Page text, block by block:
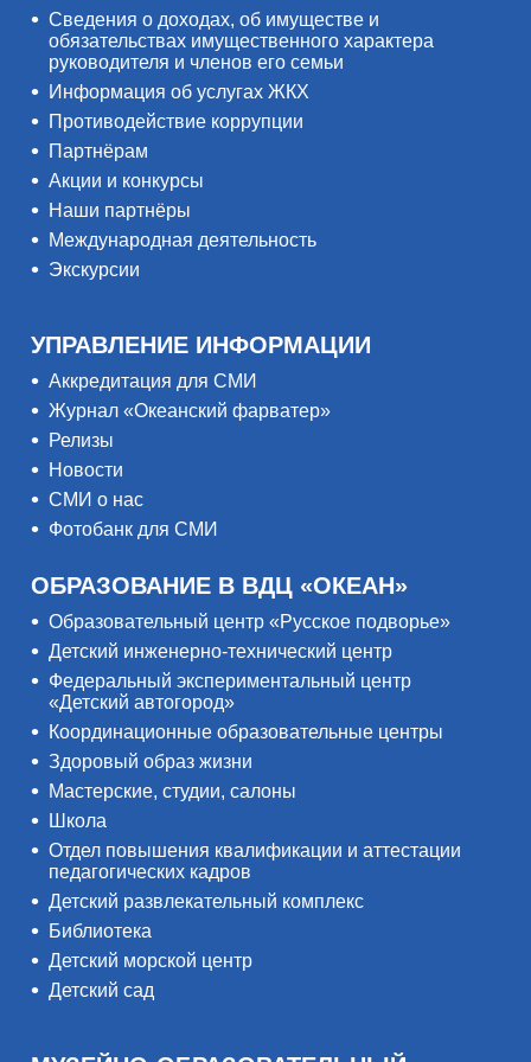
Сведения о доходах, об имуществе и
обязательствах имущественного характера
руководителя и членов его семьи
Информация об услугах ЖКХ
Противодействие коррупции
Партнёрам
Акции и конкурсы
Наши партнёры
Международная деятельность
Экскурсии
УПРАВЛЕНИЕ ИНФОРМАЦИИ
Аккредитация для СМИ
Журнал «Океанский фарватер»
Релизы
Новости
СМИ о нас
Фотобанк для СМИ
ОБРАЗОВАНИЕ В ВДЦ «ОКЕАН»
Образовательный центр «Русское подворье»
Детский инженерно-технический центр
Федеральный экспериментальный центр
«Детский автогород»
Координационные образовательные центры
Здоровый образ жизни
Мастерские, студии, салоны
Школа
Отдел повышения квалификации и аттестации
педагогических кадров
Детский развлекательный комплекс
Библиотека
Детский морской центр
Детский сад